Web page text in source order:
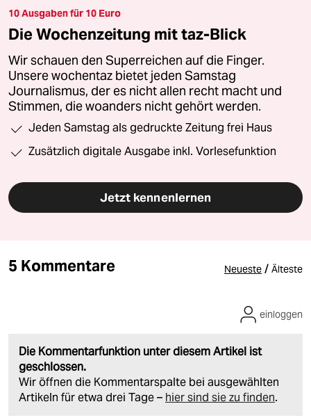
10 Ausgaben für 10 Euro
Die Wochenzeitung mit taz-Blick
Wir schauen den Superreichen auf die Finger.
Unsere wochentaz bietet jeden Samstag
Journalismus, der es nicht allen recht macht und
Stimmen, die woanders nicht gehört werden.
Jeden Samstag als gedruckte Zeitung frei Haus
Zusätzlich digitale Ausgabe inkl. Vorlesefunktion
Jetzt kennenlernen
5 Kommentare Neueste / Älteste
Die Kommentarfunktion unter diesem Artikel ist
geschlossen.
Wir öffnen die Kommentarspalte bei ausgewählten
Artikeln für etwa drei Tage – hier sind sie zu finden.
einloggen